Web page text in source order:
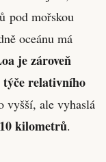
pod mořskou
oceánu má
je zároveň
týče relativního
vyšší, ale vyhaslá
kilometrů.